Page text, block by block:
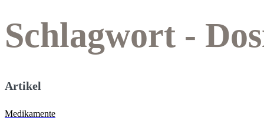
Schlagwort -
Artikel
Medikamente